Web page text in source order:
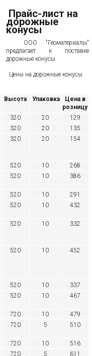
Прайс-лист на
дорожные
конусы
ООО "Геоматериалы"
предлагает к поставке
дорожные конусы
Цены на дорожные конусы
Высота Упаковка
Цена в
розницу
320 20
129
320 20
135
320 20 154
520 10
268
520 10 386
520 10
291
520 10 432
520 10 332
520 10 452
520 10
337
520 10 467
720 10
479
720 5 510
720 10
516
720 5 611